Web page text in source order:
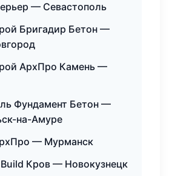
— Севастополь
Бригадир Бетон —
АрхПро Камень —
Фундамент Бетон —
на-Амуре
— Мурманск
Кров — Новокузнецк